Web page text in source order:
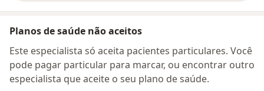
Planos de saúde não aceitos
Este especialista só aceita pacientes particulares. Você
pode pagar particular para marcar, ou encontrar outro
especialista que aceite o seu plano de saúde.